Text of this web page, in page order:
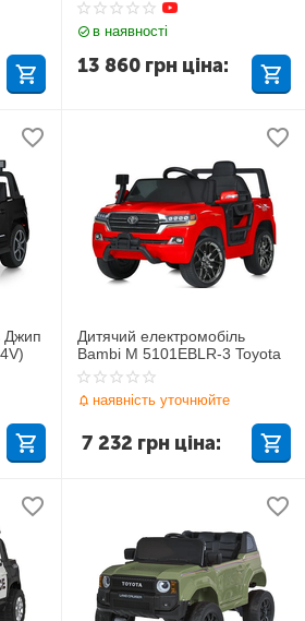
в наявності
13 860 грн ціна:
Джип
Дитячий електромобіль
Bambi M 5101EBLR-3 Toyota
наявність уточнюйте
7 232 грн ціна: